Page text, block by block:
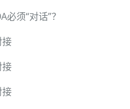
须“对话”？
接
接
接